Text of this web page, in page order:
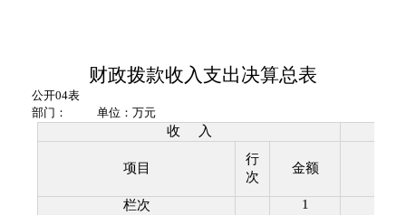
财政拨款收入支出决算总表
公开04表
部门：
单位：万元
收 入
项目
行
次
金额
栏次
1